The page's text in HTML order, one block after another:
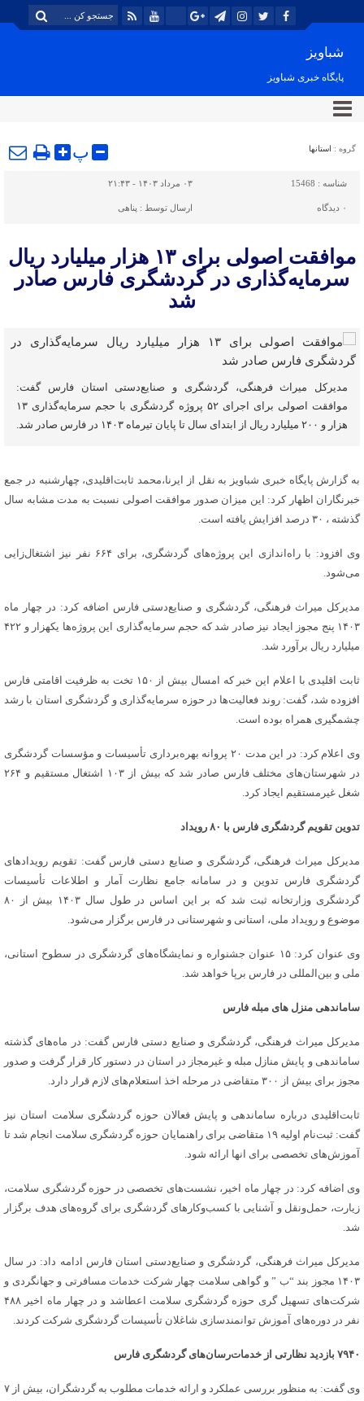
شباویز
پایگاه خبری شباویز
گروه : استانها پ
شناسه : 15468 ۰۳ مرداد ۱۴۰۳ - ۲۱:۴۳
۰ دیدگاه ارسال توسط : پناهی
موافقت اصولی برای ۱۳ هزار میلیارد ریال
سرمایه‌گذاری در گردشگری فارس صادر
شد
مدیرکل میراث فرهنگی، گردشگری و صنایع‌دستی استان فارس گفت:
موافقت اصولی برای اجرای ۵۲ پروژه گردشگری با حجم سرمایه‌گذاری ۱۳
هزار و ۲۰۰ میلیارد ریال از ابتدای سال تا پایان تیرماه ۱۴۰۳ در فارس صادر شد.
به گزارش پایگاه خبری شباویز به نقل از ایرنا،محمد ثابت‌اقلیدی، چهارشنبه در جمع
خبرنگاران اظهار کرد: این میزان صدور موافقت اصولی نسبت به مدت مشابه سال
گذشته ، ۳۰ درصد افزایش یافته است.
وی افزود: با راه‌اندازی این پروژه‌های گردشگری، برای ۶۶۴ نفر نیز اشتغال‌زایی
می‌شود.
مدیرکل میراث فرهنگی، گردشگری و صنایع‌دستی فارس اضافه کرد: در چهار ماه
۱۴۰۳ پنج مجوز ایجاد نیز صادر شد که حجم سرمایه‌گذاری این پروژه‌ها یکهزار و ۴۲۲
میلیارد ریال برآورد شد.
ثابت اقلیدی با اعلام این خبر که امسال بیش از ۱۵۰ تخت به ظرفیت اقامتی فارس
افزوده شد، گفت: روند فعالیت‌ها در حوزه سرمایه‌گذاری و گردشگری استان با رشد
چشمگیری همراه بوده است.
وی اعلام کرد: در این مدت ۲۰ پروانه بهره‌برداری تأسیسات و مؤسسات گردشگری
در شهرستان‌های مختلف فارس صادر شد که بیش از ۱۰۳ اشتغال مستقیم و ۲۶۴
شغل غیرمستقیم ایجاد کرد.
تدوین تقویم گردشگری فارس با ۸۰ رویداد
مدیرکل میراث فرهنگی، گردشگری و صنایع دستی فارس گفت: تقویم رویدادهای
گردشگری فارس تدوین و در سامانه جامع نظارت آمار و اطلاعات تأسیسات
گردشگری وزارتخانه ثبت شد که بر این اساس در طول سال ۱۴۰۳ بیش از ۸۰
موضوع و رویداد ملی، استانی و شهرستانی در فارس برگزار می‌شود.
وی عنوان کرد: ۱۵ عنوان جشنواره و نمایشگاه‌های گردشگری در سطوح استانی،
ملی و بین‌المللی در فارس برپا خواهد شد.
ساماندهی منزل های مبله‌ فارس
مدیرکل میراث فرهنگی، گردشگری و صنایع دستی فارس گفت: در ماه‌های گذشته
ساماندهی و پایش منازل مبله و غیرمجاز در استان در دستور کار قرار گرفت و صدور
مجوز برای بیش از ۳۰۰ متقاضی در مرحله اخذ استعلام‌های لازم قرار دارد.
ثابت‌اقلیدی درباره ساماندهی و پایش فعالان حوزه گردشگری سلامت استان نیز
گفت: ثبت‌نام اولیه ۱۹ متقاضی برای راهنمایان حوزه گردشگری سلامت انجام شد تا
آموزش‌های تخصصی برای انها ارائه شود.
وی اضافه کرد: در چهار ماه اخیر، نشست‌های تخصصی در حوزه گردشگری سلامت،
زیارت، حمل‌ونقل و آشنایی با کسب‌وکارهای گردشگری برای گروه‌های هدف برگزار
شد.
مدیرکل میراث فرهنگی، گردشگری و صنایع‌دستی استان فارس ادامه داد: در سال
۱۴۰۳ مجوز بند “ب ” و گواهی سلامت چهار شرکت خدمات مسافرتی و جهانگردی و
شرکت‌های تسهیل گری حوزه گردشگری سلامت اعطاشد و در چهار ماه اخیر ۴۸۸
نفر در دوره‌های آموزش توانمندسازی شاغلان تأسیسات گردشگری شرکت کردند.
۷۹۴۰ بازدید نظارتی از خدمات‌رسان‌های گردشگری فارس
وی گفت: به منظور بررسی عملکرد و ارائه خدمات مطلوب به گردشگران، بیش از ۷